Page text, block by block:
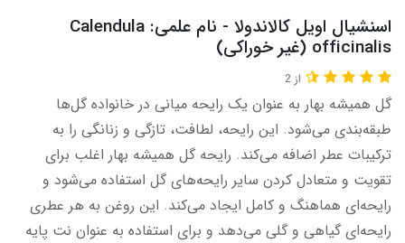
اسنشیال اویل کالاندولا - نام علمی: Calendula
officinalis (غیر خوراکی)
از 2
گل همیشه بهار به عنوان یک رایحه میانی در خانواده گل‌ها
طبقه‌بندی می‌شود. این رایحه، لطافت، تازگی و زنانگی را به
ترکیبات عطر اضافه می‌کند. رایحه گل همیشه بهار اغلب برای
تقویت و متعادل کردن سایر رایحه‌های گل استفاده می‌شود و
رایحه‌ای هماهنگ و کامل ایجاد می‌کند. این روغن به هر عطری
رایحه‌ای گیاهی و گلی می‌دهد و برای استفاده به عنوان نت پایه